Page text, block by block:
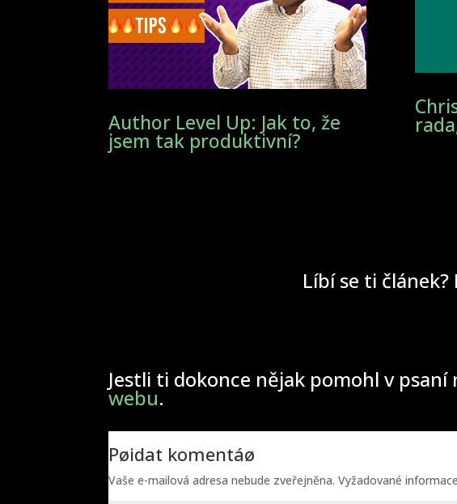
Author Level Up: Jak to, že
jsem tak produktivní?
Líbí se ti
Jestli ti dokonce nějak pomohl v
webu.
Pøidat komentáø
Vaše e-mailová adresa nebude zveřejněna. Vyžadované